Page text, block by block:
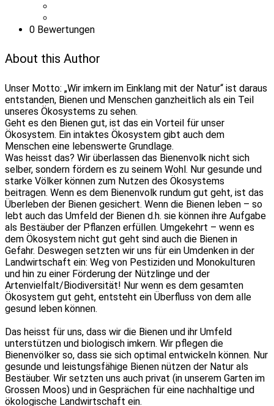
0 Bewertungen
About this Author
Unser Motto: „Wir imkern im Einklang mit der Natur“ ist daraus
entstanden, Bienen und Menschen ganzheitlich als ein Teil
unseres Ökosystems zu sehen.
Geht es den Bienen gut, ist das ein Vorteil für unser
Ökosystem. Ein intaktes Ökosystem gibt auch dem
Menschen eine lebenswerte Grundlage.
Was heisst das? Wir überlassen das Bienenvolk nicht sich
selber, sondern fördern es zu seinem Wohl. Nur gesunde und
starke Völker können zum Nutzen des Ökosystems
beitragen. Wenn es dem Bienenvolk rundum gut geht, ist das
Überleben der Bienen gesichert. Wenn die Bienen leben – so
lebt auch das Umfeld der Bienen d.h. sie können ihre Aufgabe
als Bestäuber der Pflanzen erfüllen. Umgekehrt – wenn es
dem Ökosystem nicht gut geht sind auch die Bienen in
Gefahr. Deswegen setzten wir uns für ein Umdenken in der
Landwirtschaft ein: Weg von Pestiziden und Monokulturen
und hin zu einer Förderung der Nützlinge und der
Artenvielfalt/Biodiversität! Nur wenn es dem gesamten
Ökosystem gut geht, entsteht ein Überfluss von dem alle
gesund leben können.
Das heisst für uns, dass wir die Bienen und ihr Umfeld
unterstützen und biologisch imkern. Wir pflegen die
Bienenvölker so, dass sie sich optimal entwickeln können. Nur
gesunde und leistungsfähige Bienen nützen der Natur als
Bestäuber. Wir setzten uns auch privat (in unserem Garten im
Grossen Moos) und in Gesprächen für eine nachhaltige und
ökologische Landwirtschaft ein.